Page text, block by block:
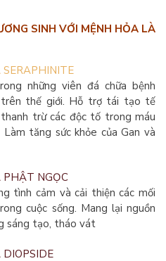
SINH VỚI MỆNH HỎA LÀ
những viên đá chữa bệnh
thế giới. Hỗ trợ tái tạo tế
trừ các độc tố trong máu
tăng sức khỏe của Gan và
PHẬT NGỌC
tình cảm và cải thiện các mối
cuộc sống. Mang lại nguồn
sáng tạo, tháo vát